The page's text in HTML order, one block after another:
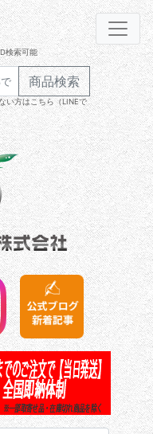
検索可能
商品検索
い方はこちら（LINEで